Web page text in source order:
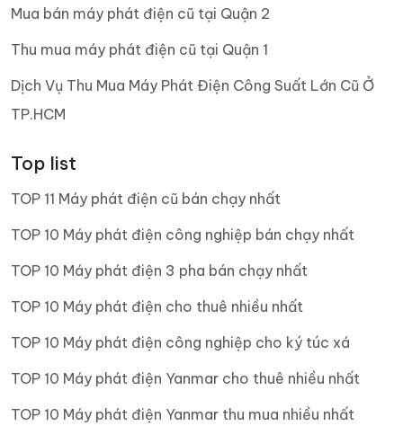
Mua bán máy phát điện cũ tại Quận 2
Thu mua máy phát điện cũ tại Quận 1
Dịch Vụ Thu Mua Máy Phát Điện Công Suất Lớn Cũ Ở
TP.HCM
Top list
TOP 11 Máy phát điện cũ bán chạy nhất
TOP 10 Máy phát điện công nghiệp bán chạy nhất
TOP 10 Máy phát điện 3 pha bán chạy nhất
TOP 10 Máy phát điện cho thuê nhiều nhất
TOP 10 Máy phát điện công nghiệp cho ký túc xá
TOP 10 Máy phát điện Yanmar cho thuê nhiều nhất
TOP 10 Máy phát điện Yanmar thu mua nhiều nhất